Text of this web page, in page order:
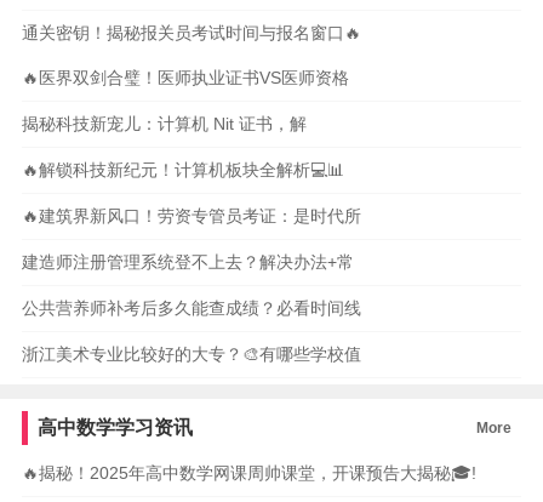
通关密钥！揭秘报关员考试时间与报名窗口🔥
🔥医界双剑合璧！医师执业证书VS医师资格
揭秘科技新宠儿：计算机 Nit 证书，解
🔥解锁科技新纪元！计算机板块全解析💻📊
🔥建筑界新风口！劳资专管员考证：是时代所
建造师注册管理系统登不上去？解决办法+常
公共营养师补考后多久能查成绩？必看时间线
浙江美术专业比较好的大专？🎨有哪些学校值
高中数学学习资讯 More
🔥揭秘！2025年高中数学网课周帅课堂，开课预告大揭秘🎓!